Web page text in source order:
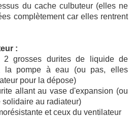
du cache culbuteur (elles ne
complètement car elles rentrent
:
2 grosses durites de liquide de
la pompe à eau (ou pas, elles
pour la dépose)
allant au vase d'expansion (ou
au radiateur)
et ceux du ventilateur